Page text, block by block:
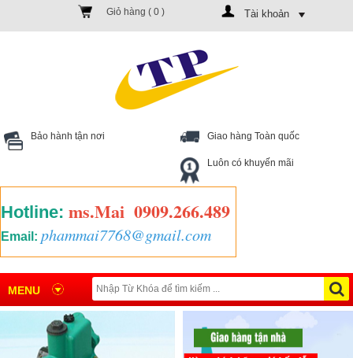
Giỏ hàng ( 0 ) Tài khoản
Bảo hành tận nơi Giao hàng Toàn quốc
Luôn có khuyến mãi
Hotline: ms.Mai 0909.266.489
Email: phammai7768@gmail.com
MENU